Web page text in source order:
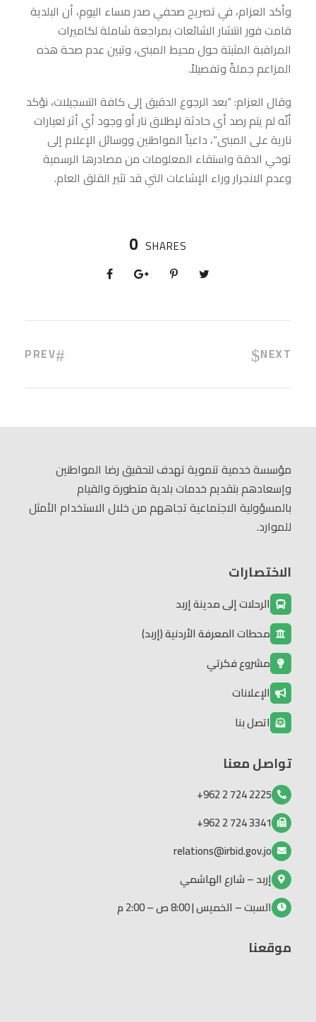
وأكد العزام، في تصريح صحفي صدر مساء اليوم، أن البلدية
قامت فور انتشار الشائعات بمراجعة شاملة لكاميرات
المراقبة المثبتة حول محيط المبنى، وتبين عدم صحة هذه
المزاعم جملةً وتفصيلاً.
وقال العزام: “بعد الرجوع الدقيق إلى كافة التسجيلات، نؤكد
أنّه لم يتم رصد أي حادثة لإطلاق نار أو وجود أي أثر لعيارات
نارية على المبنى”، داعياً المواطنين ووسائل الإعلام إلى
توخي الدقة واستقاء المعلومات من مصادرها الرسمية
وعدم الانجرار وراء الإشاعات التي قد تثير القلق العام.
0 SHARES
PREV NEXT
مؤسسة خدمية تنموية تهدف لتحقيق رضا المواطنين
وإسعادهم بتقديم خدمات بلدية متطورة والقيام
بالمسؤولية الاجتماعية تجاههم من خلال الاستخدام الأمثل
للموارد.
الاختصارات
الرحلات إلى مدينة إربد
محطات المعرفة الأردنية (إربد)
مشروع فكرتي
الإعلانات
اتصل بنا
تواصل معنا
2225 724 2 962+
3341 724 2 962+
relations@irbid.gov.jo
إربد – شارع الهاشمي
السبت – الخميس | 8:00 ص – 2:00 م
موقعنا